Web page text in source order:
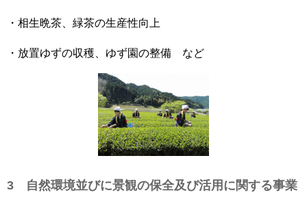
・相生晩茶、緑茶の生産性向上
・放置ゆずの収穫、ゆず園の整備 など
3 自然環境並びに景観の保全及び活用に関する事業